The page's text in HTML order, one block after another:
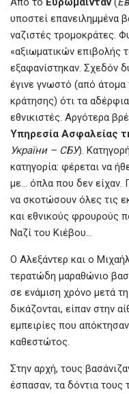
υποστεί επανειλημμένα
ναζιστές τρομοκράτες.
«αξιωματικών επιβολής
εξαφανίστηκαν. Σχεδόν
έγινε γνωστό (από
κράτησης) ότι τα
εθνικιστές. Αργότερα
Υπηρεσία Ασφαλείας
України – СБУ).
κατηγορία: φέρεται να
με… όπλα που δεν είχαν.
να σκοτώσουν όλες τις
και εθνικούς φρουρούς
Ναζί του Κιέβου…
Ο Αλεξάντερ και ο
τερατώδη μαραθώνιο
σε ενάμιση χρόνο μετά
δικάζονται, είπαν στην
εμπειρίες που
καθεστώτος.
Στην αρχή, τους
έσπασαν, τα δόντια τους